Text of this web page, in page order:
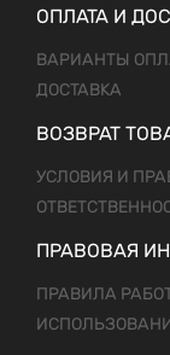
ОПЛАТА И
ВАРИАНТЫ
ДОСТАВКА
ВОЗВРАТ
УСЛОВИЯ И
ПРАВОВАЯ
ПРАВИЛА